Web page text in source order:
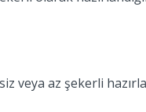
az şekerli